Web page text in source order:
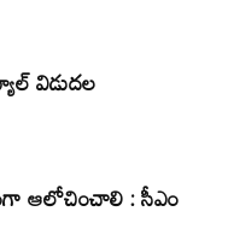
విడుదల
ఆలోచించాలి : సీఎం